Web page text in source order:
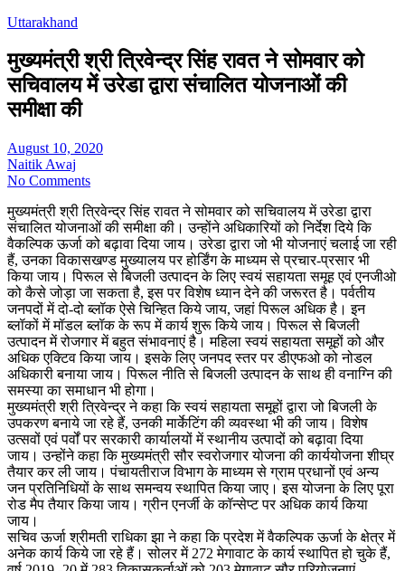
Uttarakhand
मुख्यमंत्री श्री त्रिवेन्द्र सिंह रावत ने सोमवार को
सचिवालय में उरेडा द्वारा संचालित योजनाओं की
समीक्षा की
August 10, 2020
Naitik Awaj
No Comments
मुख्यमंत्री श्री त्रिवेन्द्र सिंह रावत ने सोमवार को सचिवालय में उरेडा द्वारा
संचालित योजनाओं की समीक्षा की। उन्होंने अधिकारियों को निर्देश दिये कि
वैकल्पिक ऊर्जा को बढ़ावा दिया जाय। उरेडा द्वारा जो भी योजनाएं चलाई जा रही
हैं, उनका विकासखण्ड मुख्यालय पर होर्डिंग के माध्यम से प्रचार-प्रसार भी
किया जाय। पिरूल से बिजली उत्पादन के लिए स्वयं सहायता समूह एवं एनजीओ
को कैसे जोड़ा जा सकता है, इस पर विशेष ध्यान देने की जरूरत है। पर्वतीय
जनपदों में दो-दो ब्लॉक ऐसे चिन्हित किये जाय, जहां पिरूल अधिक है। इन
ब्लॉकों में मॉडल ब्लॉक के रूप में कार्य शुरू किये जाय। पिरूल से बिजली
उत्पादन में रोजगार में बहुत संभावनाएं है। महिला स्वयं सहायता समूहों को और
अधिक एक्टिव किया जाय। इसके लिए जनपद स्तर पर डीएफओ को नोडल
अधिकारी बनाया जाय। पिरूल नीति से बिजली उत्पादन के साथ ही वनाग्नि की
समस्या का समाधान भी होगा।
मुख्यमंत्री श्री त्रिवेन्द्र ने कहा कि स्वयं सहायता समूहों द्वारा जो बिजली के
उपकरण बनाये जा रहे हैं, उनकी मार्केटिंग की व्यवस्था भी की जाय। विशेष
उत्सवों एवं पर्वों पर सरकारी कार्यालयों में स्थानीय उत्पादों को बढ़ावा दिया
जाय। उन्होंने कहा कि मुख्यमंत्री सौर स्वरोजगार योजना की कार्ययोजना शीघ्र
तैयार कर ली जाय। पंचायतीराज विभाग के माध्यम से ग्राम प्रधानों एवं अन्य
जन प्रतिनिधियों के साथ समन्वय स्थापित किया जाए। इस योजना के लिए पूरा
रोड मैप तैयार किया जाय। ग्रीन एनर्जी के कॉन्सेप्ट पर अधिक कार्य किया
जाय।
सचिव ऊर्जा श्रीमती राधिका झा ने कहा कि प्रदेश में वैकल्पिक ऊर्जा के क्षेत्र में
अनेक कार्य किये जा रहे हैं। सोलर में 272 मेगावाट के कार्य स्थापित हो चुके हैं,